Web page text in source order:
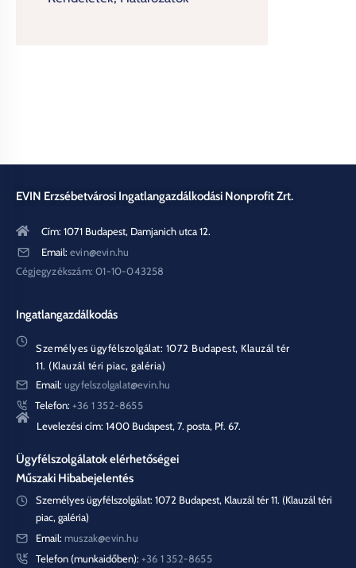
EVIN Erzsébetvárosi Ingatlangazdálkodási Nonprofit Zrt.
Cím: 1071 Budapest, Damjanich utca 12.
Email: evin@evin.hu
Cégjegyzékszám: 01-10-043258
Ingatlangazdálkodás
Személyes ügyfélszolgálat: 1072 Budapest, Klauzál tér
11. (Klauzál téri piac, galéria)
Email: ugyfelszolgalat@evin.hu
Telefon: +36 1 352-8655
Levelezési cím: 1400 Budapest, 7. posta, Pf. 67.
Ügyfélszolgálatok elérhetőségei
Műszaki Hibabejelentés
Személyes ügyfélszolgálat: 1072 Budapest, Klauzál tér 11. (Klauzál téri
piac, galéria)
Email: muszak@evin.hu
Telefon (munkaidőben): +36 1 352-8655